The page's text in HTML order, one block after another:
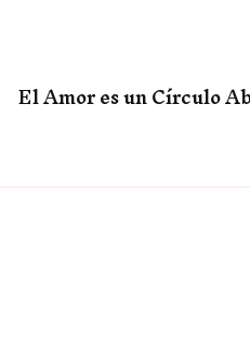
El Amor es un Círculo